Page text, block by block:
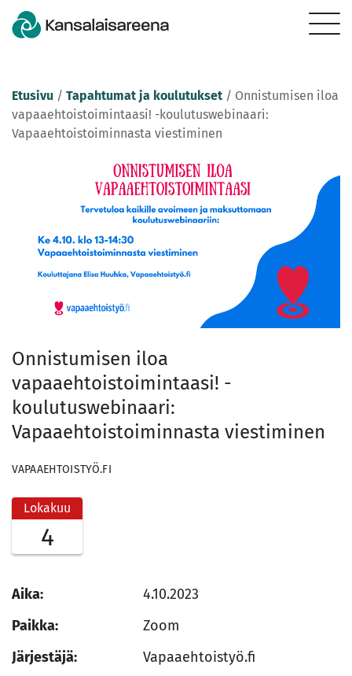
Etusivu / Tapahtumat ja koulutukset / Onnistumisen iloa
vapaaehtoistoimintaasi! -koulutuswebinaari:
Vapaaehtoistoiminnasta viestiminen
Onnistumisen iloa
vapaaehtoistoimintaasi! -
koulutuswebinaari:
Vapaaehtoistoiminnasta viestiminen
VAPAAEHTOISTYÖ.FI
Lokakuu
4
Aika:
4.10.2023
Paikka:
Zoom
Järjestäjä:
Vapaaehtoistyö.fi